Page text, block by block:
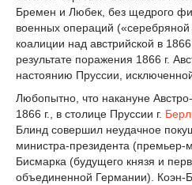
Бремен и Любек, без щедрого
военных операций
коалиции над австрийской в
результате поражения 1866 г.
настоянию Пруссии,
Любопытно, что накануне
1866 г., в столице Пруссии г.
Блинд совершил неудачное
министра-президента (премьер-
Бисмарка (будущего князя и
объединенной Германии). Коэн-